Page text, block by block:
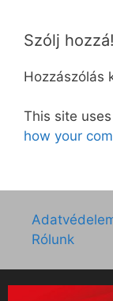
Szólj hozzá!
Hozzászólás
This site
how your
Rólunk